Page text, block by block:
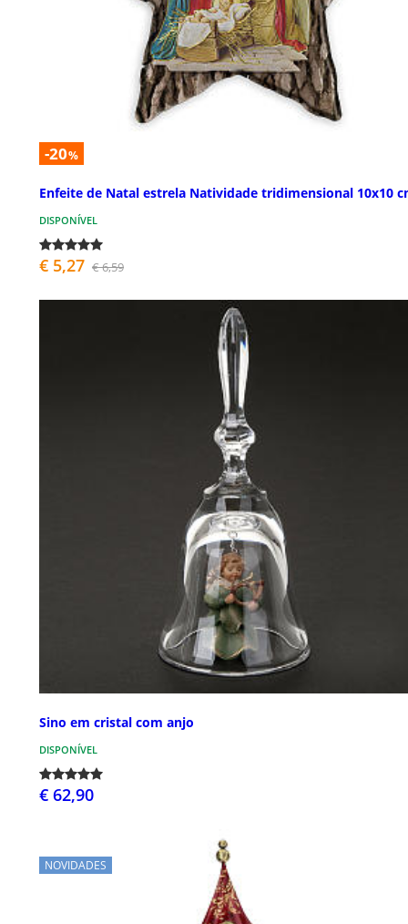
-20%
Enfeite de Natal estrela Natividade tridimensional 10x10
DISPONÍVEL
€ 5,27 € 6,59
Sino em cristal com anjo
DISPONÍVEL
€ 62,90
NOVIDADES